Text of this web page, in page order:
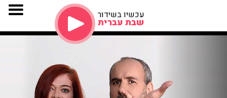
עכשיו בשידור
שבת עברית